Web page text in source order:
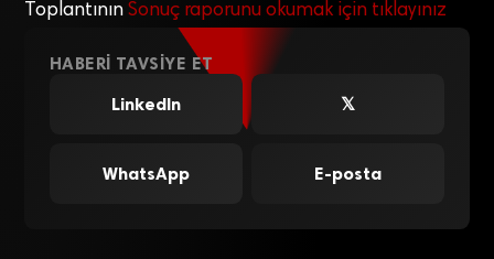
ToplantınınSonuç raporunu okumak için tıklayınız
HABERI TAVSIYE ET
LinkedIn
𝕏
WhatsApp E-posta